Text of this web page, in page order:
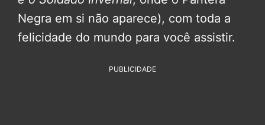
Negra em si não aparece), com toda a
felicidade do mundo para você assistir.
PUBLICIDADE